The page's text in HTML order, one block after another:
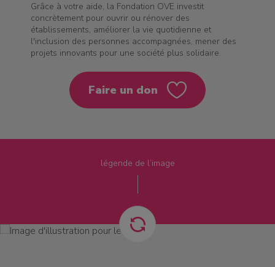
Grâce à votre aide, la Fondation OVE investit
concrètement pour ouvrir ou rénover des
établissements, améliorer la vie quotidienne et
l'inclusion des personnes accompagnées, mener des
projets innovants pour une société plus solidaire.
Faire un don
légende de l’image